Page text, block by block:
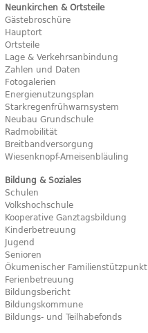
Neunkirchen & Ortsteile
Gästebroschüre
Hauptort
Ortsteile
Lage & Verkehrsanbindung
Zahlen und Daten
Fotogalerien
Energienutzungsplan
Starkregenfrühwarnsystem
Neubau Grundschule
Radmobilität
Breitbandversorgung
Wiesenknopf-Ameisenbläuling
Bildung & Soziales
Schulen
Volkshochschule
Kooperative Ganztagsbildung
Kinderbetreuung
Jugend
Senioren
Ökumenischer Familienstützpunkt
Ferienbetreuung
Bildungsbericht
Bildungskommune
Bildungs- und Teilhabefonds